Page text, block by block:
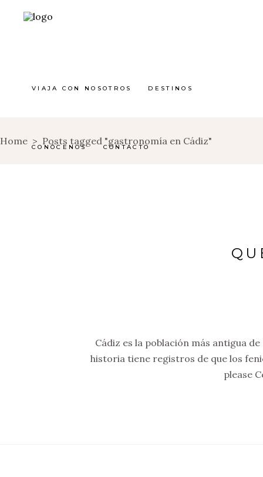
VIAJA CON NOSOTROS DESTINOS
CONÓCENOS CONTACTO
Home > Posts tagged "gastronomía en Cádiz"
Cádiz es la población más antigua
historia tiene registros de que los
please